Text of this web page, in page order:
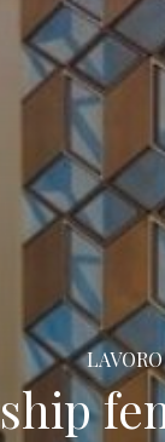
LAVORO